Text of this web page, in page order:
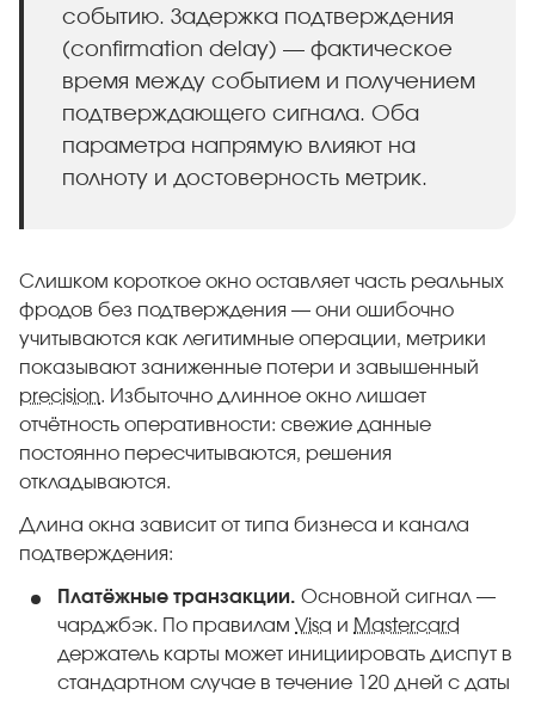
событию. Задержка подтверждения
(confirmation delay) — фактическое
время между событием и получением
подтверждающего сигнала. Оба
параметра напрямую влияют на
полноту и достоверность метрик.
Слишком короткое окно оставляет часть реальных
фродов без подтверждения — они ошибочно
учитываются как легитимные операции, метрики
показывают заниженные потери и завышенный
precision. Избыточно длинное окно лишает
отчётность оперативности: свежие данные
постоянно пересчитываются, решения
откладываются.
Длина окна зависит от типа бизнеса и канала
подтверждения:
Платёжные транзакции. Основной сигнал —
чарджбэк. По правилам Visa и Mastercard
держатель карты может инициировать диспут в
стандартном случае в течение 120 дней с даты